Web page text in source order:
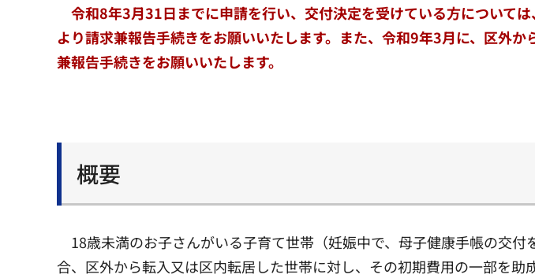
令和8年3月31日までに申請を行い、交付決定を受けている方について
より請求兼報告手続きをお願いいたします。また、令和9年3月に、区外
兼報告手続きをお願いいたします。
概要
18歳未満のお子さんがいる子育て世帯（妊娠中で、母子健康手帳の交
合、区外から転入又は区内転居した世帯に対し、その初期費用の一部を助